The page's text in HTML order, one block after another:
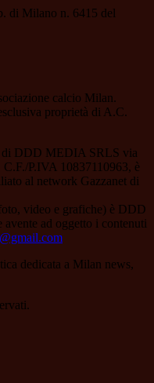
di Milano n. 6415 del
calcio Milan.
proprietà di A.C.
di DDD MEDIA SRLS via
P.IVA 10837110963, è
al network Gazzanet di
video e grafiche) è DDD
ad oggetto i contenuti
dedicata a Milan news,